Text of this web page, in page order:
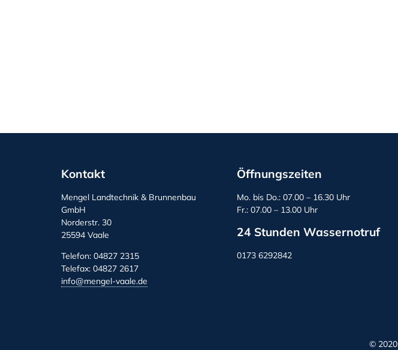
Kontakt
Mengel Landtechnik & Brunnenbau
GmbH
Norderstr. 30
25594 Vaale
Telefon: 04827 2315
Telefax: 04827 2617
info@mengel-vaale.de
Öffnungszeiten
Mo. bis Do.: 07.00 – 16.30 Uhr
Fr.: 07.00 – 13.00 Uhr
24 Stunden Wassernotruf
0173 6292842
© 2020